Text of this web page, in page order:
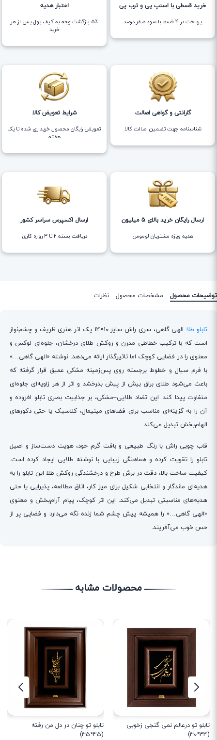
خرید قسطی با اسنپ پی و ترب پی
پرداخت در 4 قسط با سود صفر درصد
اعتبار هدیه
5٪ بازگشت وجه به کیف پول پس از هر
خرید
گارانتی و گواهی اصالت
شناسنامه جهت تضمین اصالت کالا
شرایط تعویض کالا
تعویض رایگان محصول خریداری شده تا یک
هفته
ارسال رایگان خرید بالای 5 میلیون
هدیه ویژه مشتریان لوموس
ارسال اکسپرس سراسر کشور
دریافت بسته ۲ تا ۳ روزه کاری
توضیحات محصول مشخصات محصول نظرات
تابلو طلا
الهی گاهی، سری راش سایز 10×14 یک اثر هنری ظریف و چشم‌نواز
است که با ترکیب خطاطی مدرن و روکش طلای درخشان، جلوه‌ای لوکس و
معنوی را در فضایی کوچک اما تاثیرگذار ارائه می‌دهد. نوشته «الهی گاهی…»
با فرم‌ سیال و خطوط برجسته روی پس‌زمینه مشکی عمیق قرار گرفته که
باعث می‌شود طلای براق بیش از پیش بدرخشد و اثر از هر زاویه‌ای جلوه‌ای
متفاوت پیدا کند. این تضاد طلایی–مشکی، بر جذابیت بصری تابلو افزوده و
آن را به گزینه‌ای مناسب برای فضاهای مینیمال، کلاسیک یا حتی دکورهای
الهام‌بخش تبدیل می‌کند.
قاب چوبی راش با رنگ طبیعی و بافت گرم خود، هویت دست‌ساز و اصیل
تابلو را تقویت کرده و هماهنگی زیبایی با نوشته طلایی ایجاد کرده است.
کیفیت ساخت بالا، دقت در برش طرح و درخشندگی روکش طلا این تابلو را به
هدیه‌ای ماندگار و انتخابی شکیل برای میز کار، اتاق مطالعه، پذیرایی یا حتی
هدیه‌های مناسبتی تبدیل می‌کند. این اثر کوچک، پیام آرام‌بخش و معنوی
«الهی گاهی…» را همیشه پیش چشم شما زنده نگه می‌دارد و فضایی پر از
حس خوب می‌آفریند.
محصولات مشابه
تابلو تو درعالم نمی گنجی زخوبی
(34*30)
تابلو تو چنان در دل من رفته
(45*35)